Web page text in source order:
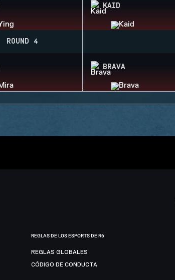
KAID
ROUND 4
BRAVA
REGLAS DE LOS ESPORTS DE R6
REGLAS GLOBALES
CÓDIGO DE CONDUCTA